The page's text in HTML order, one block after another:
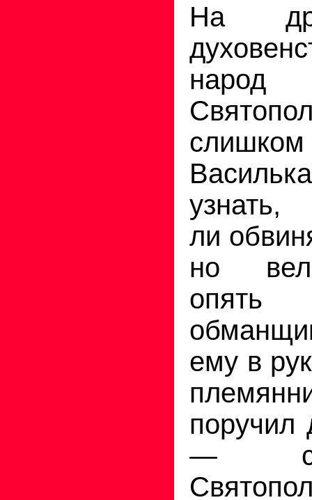
На
узнать,
ли
но
опять
ему в
поручил
—